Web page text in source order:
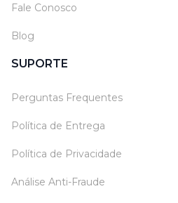
Fale Conosco
Blog
SUPORTE
Perguntas Frequentes
Política de Entrega
Política de Privacidade
Análise Anti-Fraude